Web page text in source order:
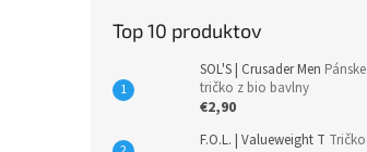
Top 10 produktov
SOL'S | Crusader Men Pánske
tričko z bio bavlny
€2,90
F.O.L. | Valueweight T Tričko